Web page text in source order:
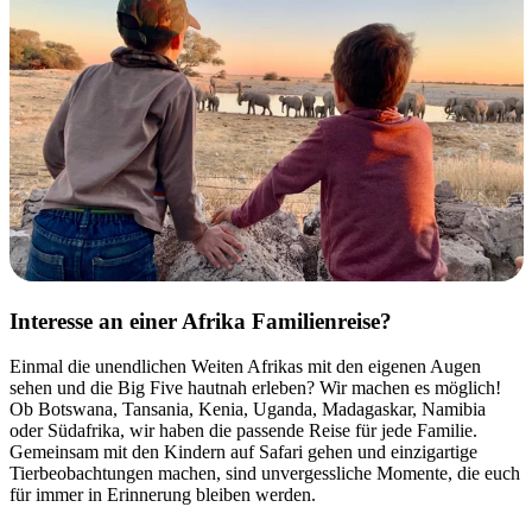
Interesse an einer Afrika Familienreise?
Einmal die unendlichen Weiten Afrikas mit den eigenen Augen
sehen und die Big Five hautnah erleben? Wir machen es möglich!
Ob Botswana, Tansania, Kenia, Uganda, Madagaskar, Namibia
oder Südafrika, wir haben die passende Reise für jede Familie.
Gemeinsam mit den Kindern auf Safari gehen und einzigartige
Tierbeobachtungen machen, sind unvergessliche Momente, die euch
für immer in Erinnerung bleiben werden.